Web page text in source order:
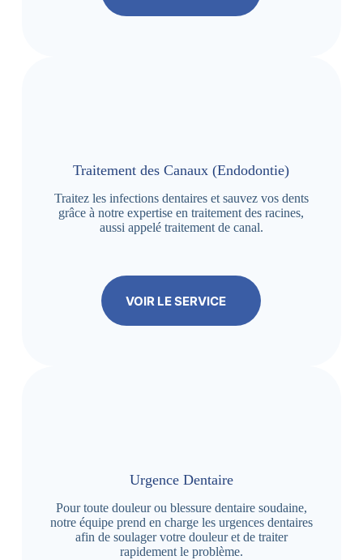
Traitement des Canaux (Endodontie)
Traitez les infections dentaires et sauvez vos dents
grâce à notre expertise en traitement des racines,
aussi appelé traitement de canal.
VOIR LE SERVICE
Urgence Dentaire
Pour toute douleur ou blessure dentaire soudaine,
notre équipe prend en charge les urgences dentaires
afin de soulager votre douleur et de traiter
rapidement le problème.